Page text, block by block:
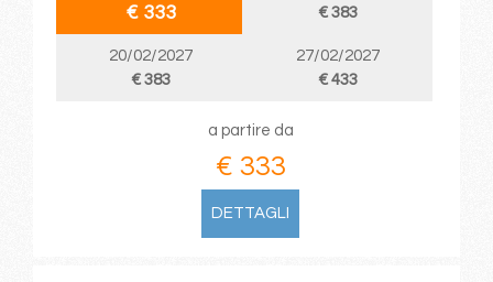
€ 333
€ 383
20/02/2027
€ 383
27/02/2027
€ 433
a partire da
€ 333
DETTAGLI